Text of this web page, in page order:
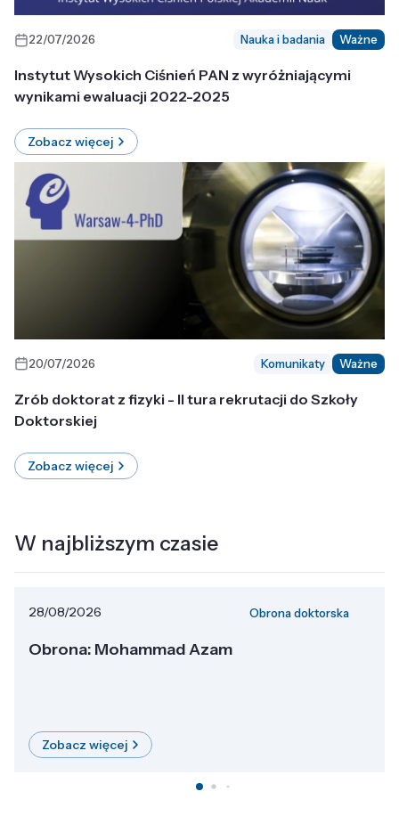
22/07/2026 Nauka i badania Ważne
Instytut Wysokich Ciśnień PAN z wyróżniającymi
wynikami ewaluacji 2022-2025
Zobacz więcej
20/07/2026 Komunikaty Ważne
Zrób doktorat z fizyki - II tura rekrutacji do Szkoły
Doktorskiej
Zobacz więcej
W najbliższym czasie
28/08/2026 Obrona doktorska
Obrona: Mohammad Azam
Zobacz więcej